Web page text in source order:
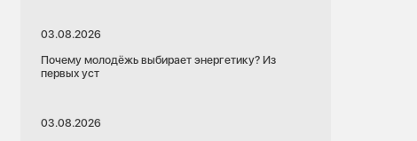
03.08.2026
Почему молодёжь выбирает энергетику? Из
первых уст
03.08.2026